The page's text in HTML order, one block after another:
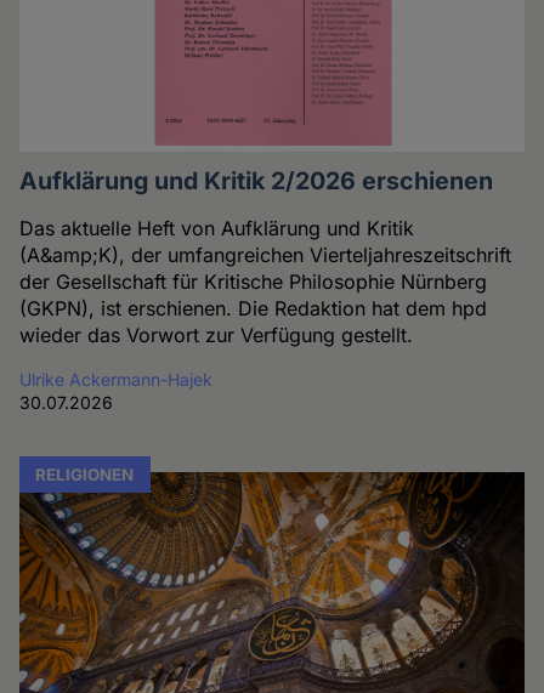
Aufklärung und Kritik 2/2026 erschienen
Das aktuelle Heft von Aufklärung und Kritik
(A&amp;K), der umfangreichen Vierteljahreszeitschrift
der Gesellschaft für Kritische Philosophie Nürnberg
(GKPN), ist erschienen. Die Redaktion hat dem hpd
wieder das Vorwort zur Verfügung gestellt.
Ulrike Ackermann-Hajek
30.07.2026
RELIGIONEN